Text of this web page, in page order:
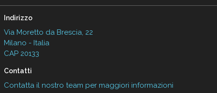
Indirizzo
Via Moretto da Brescia, 22
Milano - Italia
CAP 20133
Contatti
Contatta il nostro team per maggiori informazioni